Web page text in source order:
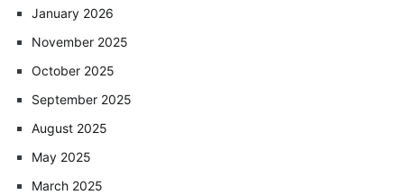
January 2026
November 2025
October 2025
September 2025
August 2025
May 2025
March 2025